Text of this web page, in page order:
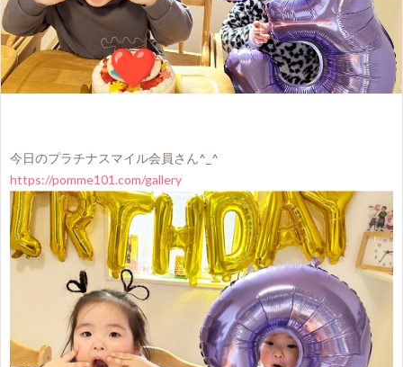
今日のプラチナスマイル会員さん^⁠_⁠^
https://pomme101.com/gallery